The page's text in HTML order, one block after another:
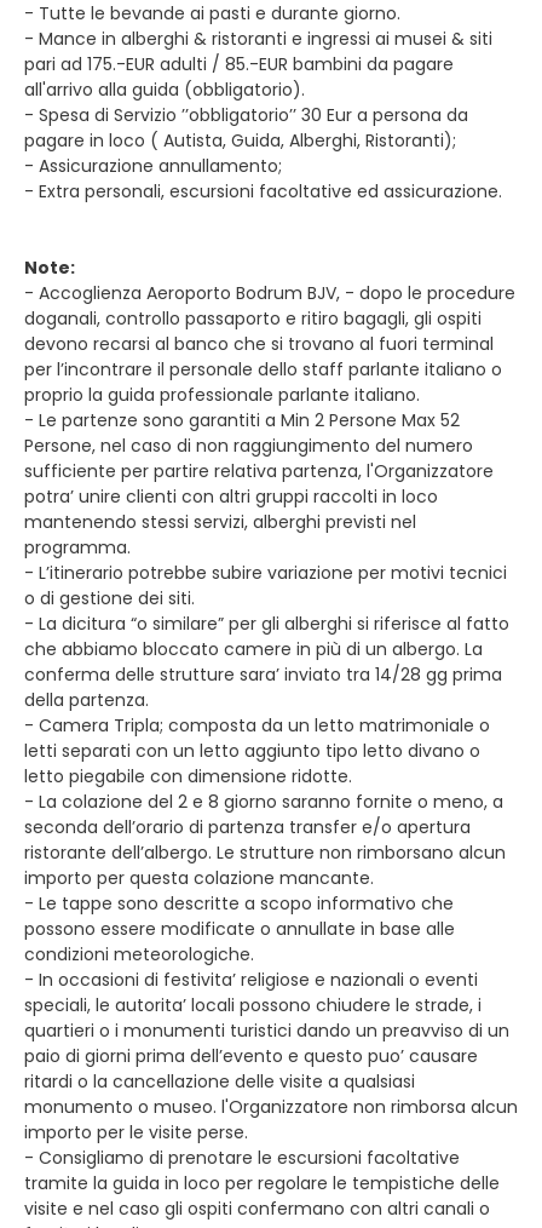
- Tutte le bevande ai pasti e durante giorno.
- Mance in alberghi & ristoranti e ingressi ai musei & siti
pari ad 175.-EUR adulti / 85.-EUR bambini da pagare
all'arrivo alla guida (obbligatorio).
- Spesa di Servizio ’’obbligatorio’’ 30 Eur a persona da
pagare in loco ( Autista, Guida, Alberghi, Ristoranti);
- Assicurazione annullamento;
- Extra personali, escursioni facoltative ed assicurazione.
Note:
- Accoglienza Aeroporto Bodrum BJV, - dopo le procedure
doganali, controllo passaporto e ritiro bagagli, gli ospiti
devono recarsi al banco che si trovano al fuori terminal
per l’incontrare il personale dello staff parlante italiano o
proprio la guida professionale parlante italiano.
- Le partenze sono garantiti a Min 2 Persone Max 52
Persone, nel caso di non raggiungimento del numero
sufficiente per partire relativa partenza, l'Organizzatore
potra’ unire clienti con altri gruppi raccolti in loco
mantenendo stessi servizi, alberghi previsti nel
programma.
- L’itinerario potrebbe subire variazione per motivi tecnici
o di gestione dei siti.
- La dicitura “o similare” per gli alberghi si riferisce al fatto
che abbiamo bloccato camere in più di un albergo. La
conferma delle strutture sara’ inviato tra 14/28 gg prima
della partenza.
- Camera Tripla; composta da un letto matrimoniale o
letti separati con un letto aggiunto tipo letto divano o
letto piegabile con dimensione ridotte.
- La colazione del 2 e 8 giorno saranno fornite o meno, a
seconda dell’orario di partenza transfer e/o apertura
ristorante dell’albergo. Le strutture non rimborsano alcun
importo per questa colazione mancante.
- Le tappe sono descritte a scopo informativo che
possono essere modificate o annullate in base alle
condizioni meteorologiche.
- In occasioni di festivita’ religiose e nazionali o eventi
speciali, le autorita’ locali possono chiudere le strade, i
quartieri o i monumenti turistici dando un preavviso di un
paio di giorni prima dell’evento e questo puo’ causare
ritardi o la cancellazione delle visite a qualsiasi
monumento o museo. l'Organizzatore non rimborsa alcun
importo per le visite perse.
- Consigliamo di prenotare le escursioni facoltative
tramite la guida in loco per regolare le tempistiche delle
visite e nel caso gli ospiti confermano con altri canali o